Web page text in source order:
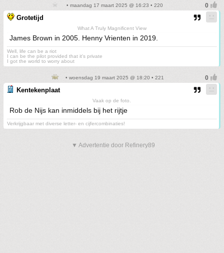
• maandag 17 maart 2025 @ 16:23 • 220
Grotetijd
What A Truly Magnificent View
James Brown in 2005. Henny Vrienten in 2019.
Well, life can be a riot
I can be the pilot provided that it's private
I got the world to worry about
• woensdag 19 maart 2025 @ 18:20 • 221
Kentekenplaat
Vaak op de foto.
Rob de Nijs kan inmiddels bij het rijtje
Verkrijgbaar met diverse letter- en cijfercombinaties!
▼ Advertentie door Refinery89